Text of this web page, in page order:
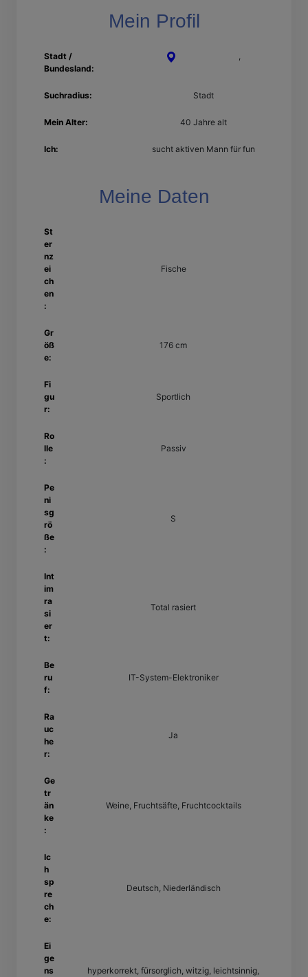
Mein Profil
Stadt /
Bundesland:
,
Suchradius: Stadt
Mein Alter: 40 Jahre alt
Ich: sucht aktiven Mann für fun
Meine Daten
St
er
nz
ei
ch
en
:
Fische
Gr
öß
e:
176 cm
Fi
gu
r:
Sportlich
Ro
lle
:
Passiv
Pe
ni
sg
rö
ße
:
S
Int
im
ra
si
er
t:
Total rasiert
Be
ru
f:
IT-System-Elektroniker
Ra
uc
he
r:
Ja
Ge
tr
än
ke
:
Weine, Fruchtsäfte, Fruchtcocktails
Ic
h
sp
re
ch
e:
Deutsch, Niederländisch
Ei
ge
ns
hyperkorrekt, fürsorglich, witzig, leichtsinnig,